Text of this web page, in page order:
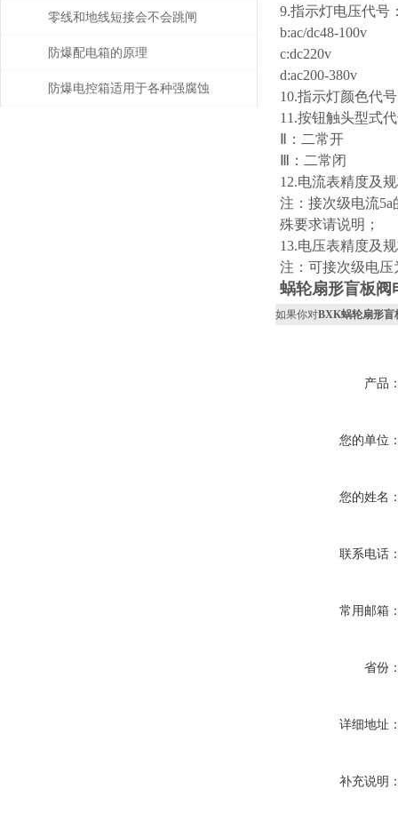
9.指示灯电压代号
b:ac/dc48-100v
c:dc220v
d:ac200-380v
10.指示灯颜色代
11.按钮触头型式
Ⅱ：二常开
Ⅲ：二常闭
12.电流表精度及规
注：接次级电流
殊要求请说明；
13.电压表精度及规
注：可接次级电压
蜗轮扇形盲板阀
如果你对BXK蜗轮扇形盲
产品
您的单位
您的姓名
联系电话
常用邮箱
省份
详细地址
补充说明
业人士才行
零线和地线短接会不会跳闸
防爆配电箱的原理
防爆电控箱适用于各种强腐蚀